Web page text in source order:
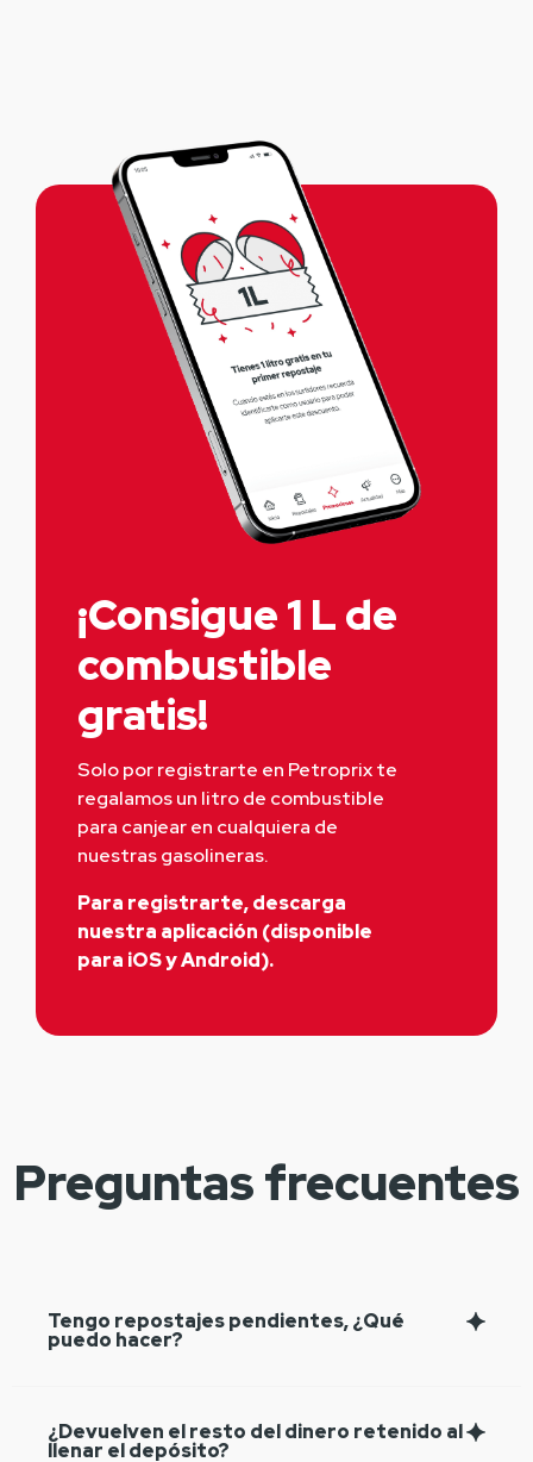
¡Consigue 1 L de
combustible
gratis!
Solo por registrarte en Petroprix te
regalamos un litro de combustible
para canjear en cualquiera de
nuestras gasolineras.
Para registrarte, descarga
nuestra aplicación (disponible
para iOS y Android).
Preguntas frecuentes
Tengo repostajes pendientes, ¿Qué
puedo hacer?
¿Devuelven el resto del dinero retenido al
llenar el depósito?